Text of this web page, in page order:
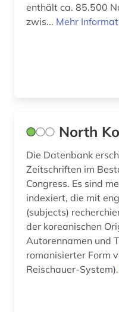
libanon (1)
litauen (3)
literatur (8)
lituanistik (1)
lothringen (1)
lusitanistik (3)
enthält ca. 85.500
zwis... Mehr
North
Die Datenbank
Zeitschriften im
Congress. Es sind
indexiert, die mit
(subjects)
der koreanischen
Autorennamen und
romanisierter Form
Reischauer-System).